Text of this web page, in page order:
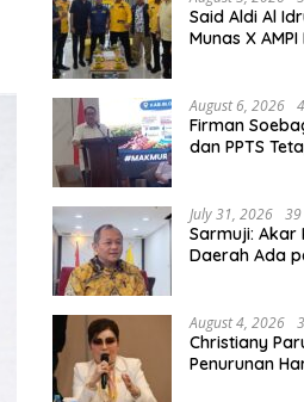
Said Aldi Al
Munas X
August 6, 2026
Firman
dan PPTS
July 31, 2026 39
Sarmuji: Akar
Daerah Ada
August 4, 2026
Christiany
Penurunan